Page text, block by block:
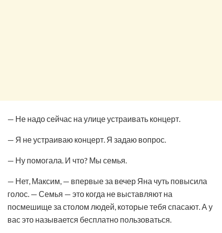
— Не надо сейчас на улице устраивать концерт.
— Я не устраиваю концерт. Я задаю вопрос.
— Ну помогала. И что? Мы семья.
— Нет, Максим, — впервые за вечер Яна чуть повысила
голос. — Семья — это когда не выставляют на
посмешище за столом людей, которые тебя спасают. А у
вас это называется бесплатно пользоваться.